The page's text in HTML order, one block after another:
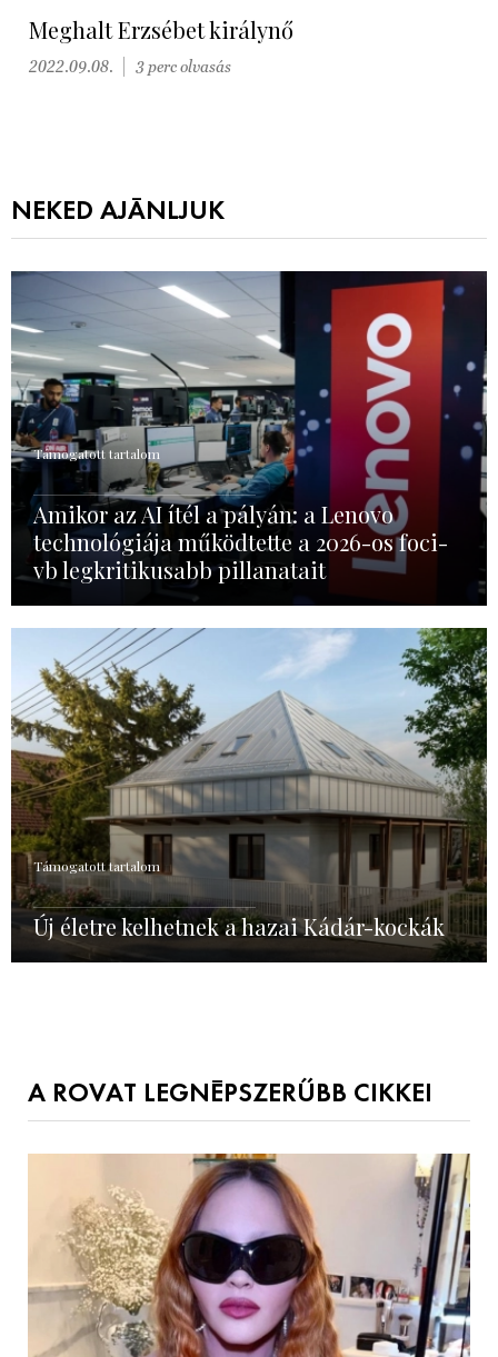
Meghalt Erzsébet királynő
2022.09.08. 3 perc olvasás
NEKED AJÁNLJUK
Támogatott tartalom
Amikor az AI ítél a pályán: a Lenovo
technológiája működtette a 2026-os foci-
vb legkritikusabb pillanatait
Támogatott tartalom
Új életre kelhetnek a hazai Kádár-kockák
A ROVAT LEGNÉPSZERŰBB CIKKEI